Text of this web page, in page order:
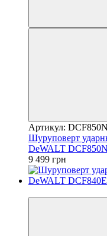
Артикул:
Шуруповерт
DeWALT
9 499 грн